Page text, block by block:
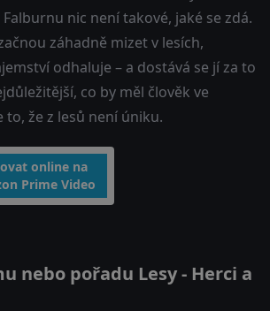
nic není takové, jaké se zdá.
záhadně mizet v lesích,
odhaluje – a dostává se jí za to
co by měl člověk ve
to, že z lesů není úniku.
online na
Prime Video
nebo pořadu Lesy - Herci a